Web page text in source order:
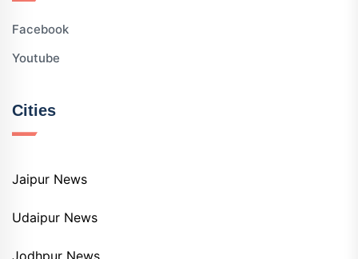
Facebook
Youtube
Cities
Jaipur News
Udaipur News